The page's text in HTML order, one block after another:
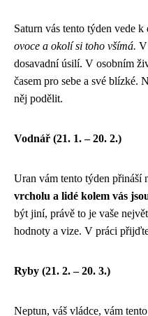
Saturn vás tento týden vede
ovoce a okolí si toho všímá. V
dosavadní úsilí. V osobním
časem pro sebe a své blízké.
něj podělit.
Vodnář (21. 1. – 20. 2.)
Uran vám tento týden přináší
vrcholu a lidé kolem vás
být jiní, právě to je vaše
hodnoty a vize. V práci
Ryby (21. 2. – 20. 3.)
Neptun, váš vládce, vám